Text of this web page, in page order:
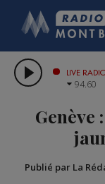
LIVE
94.60
Publié par La